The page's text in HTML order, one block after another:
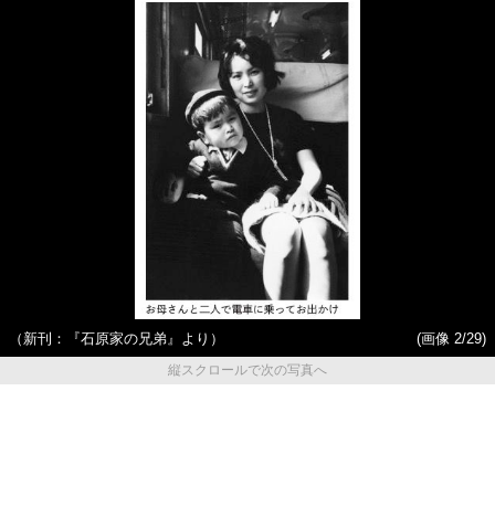
（新刊：『石原家の兄弟』より）
(画像 2/29)
縦スクロールで次の写真へ